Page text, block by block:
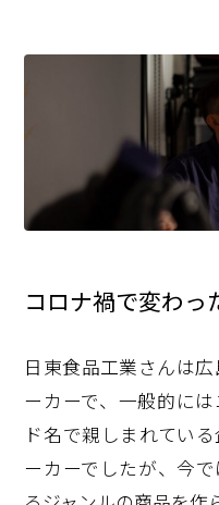
コロナ禍で変わっ
日東食品工業さんは
ーカーで、一般的に
ド名で親しまれてい
ーカーでしたが、今